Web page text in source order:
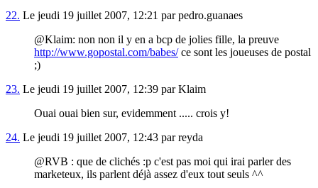
22. Le jeudi 19 juillet 2007, 12:21 par pedro.guanaes
@Klaim: non non il y en a bcp de jolies fille, la preuve
http://www.gopostal.com/babes/ce sont les joueuses de postal
;)
23. Le jeudi 19 juillet 2007, 12:39 par Klaim
Ouai ouai bien sur, evidemment ..... crois y!
24. Le jeudi 19 juillet 2007, 12:43 par reyda
@RVB : que de clichés :p c'est pas moi qui irai parler des
marketeux, ils parlent déjà assez d'eux tout seuls ^^